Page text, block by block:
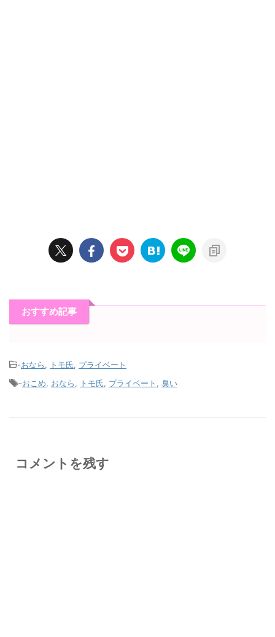
おすすめ記事
-おなら トモ氏
プライベート
-おこめ おなら トモ氏 プライベート 臭い
コメントを残す